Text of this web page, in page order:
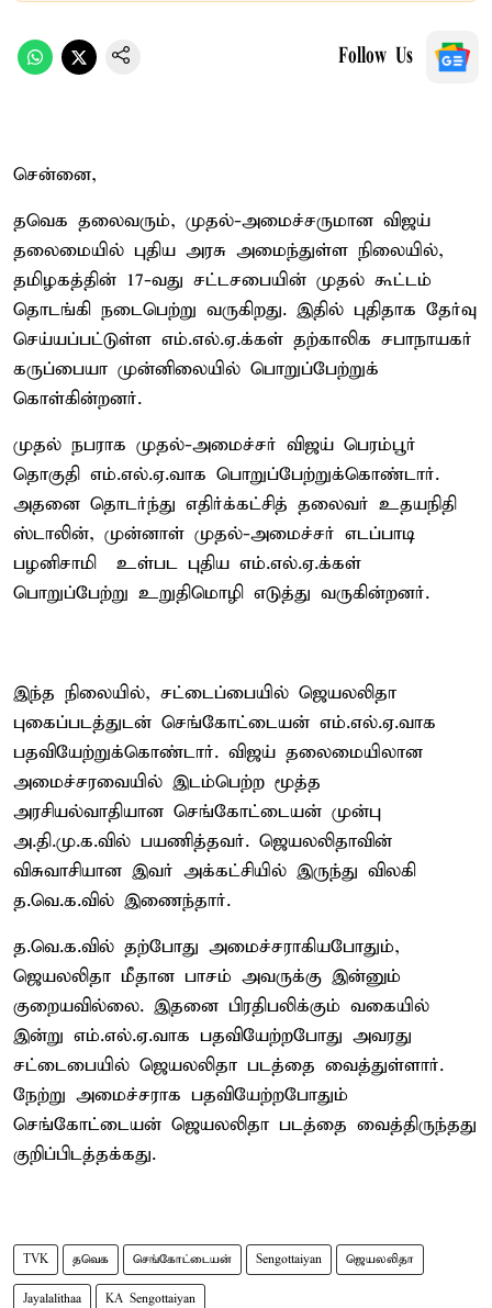
Follow Us
சென்னை,
தவெக தலைவரும், முதல்-அமைச்சருமான விஜய்
தலைமையில் புதிய அரசு அமைந்துள்ள நிலையில்,
தமிழகத்தின் 17-வது சட்டசபையின் முதல் கூட்டம்
தொடங்கி நடைபெற்று வருகிறது. இதில் புதிதாக தேர்வு
செய்யப்பட்டுள்ள எம்.எல்.ஏ.க்கள் தற்காலிக சபாநாயகர்
கருப்பையா முன்னிலையில் பொறுப்பேற்றுக்
கொள்கின்றனர்.
முதல் நபராக முதல்-அமைச்சர் விஜய் பெரம்பூர்
தொகுதி எம்.எல்.ஏ.வாக பொறுப்பேற்றுக்கொண்டார்.
அதனை தொடர்ந்து எதிர்க்கட்சித் தலைவர் உதயநிதி
ஸ்டாலின், முன்னாள் முதல்-அமைச்சர் எடப்பாடி
பழனிசாமி உள்பட புதிய எம்.எல்.ஏ.க்கள்
பொறுப்பேற்று உறுதிமொழி எடுத்து வருகின்றனர்.
இந்த நிலையில், சட்டைப்பையில் ஜெயலலிதா
புகைப்படத்துடன் செங்கோட்டையன் எம்.எல்.ஏ.வாக
பதவியேற்றுக்கொண்டார். விஜய் தலைமையிலான
அமைச்சரவையில் இடம்பெற்ற மூத்த
அரசியல்வாதியான செங்கோட்டையன் முன்பு
அ.தி.மு.க.வில் பயணித்தவர். ஜெயலலிதாவின்
விசுவாசியான இவர் அக்கட்சியில் இருந்து விலகி
த.வெ.க.வில் இணைந்தார்.
த.வெ.க.வில் தற்போது அமைச்சராகியபோதும்,
ஜெயலலிதா மீதான பாசம் அவருக்கு இன்னும்
குறையவில்லை. இதனை பிரதிபலிக்கும் வகையில்
இன்று எம்.எல்.ஏ.வாக பதவியேற்றபோது அவரது
சட்டைபையில் ஜெயலலிதா படத்தை வைத்துள்ளார்.
நேற்று அமைச்சராக பதவியேற்றபோதும்
செங்கோட்டையன் ஜெயலலிதா படத்தை வைத்திருந்தது
குறிப்பிடத்தக்கது.
TVK தவெக செங்கோட்டையன் Sengottaiyan ஜெயலலிதா
Jayalalithaa KA Sengottaiyan